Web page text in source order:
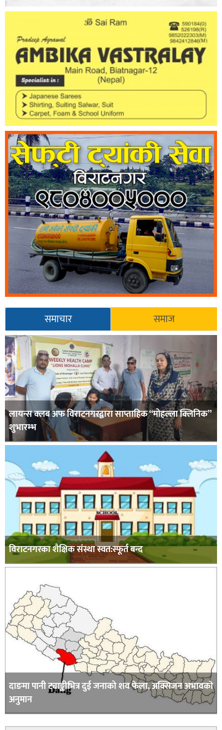
समाचार समाज
लायन्स क्लब अफ विराटनगरद्वारा साप्ताहिक “मोहल्ला क्लिनिक”
शुभारम्भ
विराटनगरका शैक्षिक संस्था स्वत:स्फूर्त बन्द
दाङमा पानी ट्याङ्कीभित्र दुई जनाको शव फेला, अक्सिजन अभावकाे
अनुमान